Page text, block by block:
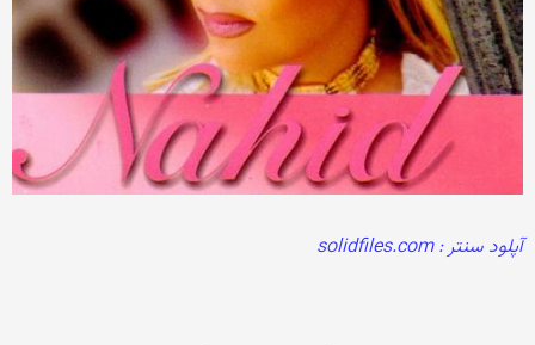
آپلود سنتر : solidfiles.com